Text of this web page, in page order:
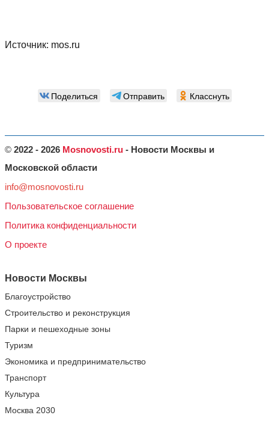
Источник: mos.ru
Поделиться Отправить Класснуть
© 2022 - 2026 Mosnovosti.ru - Новости Москвы и
Московской области
info@mosnovosti.ru
Пользовательское соглашение
Политика конфиденциальности
О проекте
Новости Москвы
Благоустройство
Строительство и реконструкция
Парки и пешеходные зоны
Туризм
Экономика и предпринимательство
Транспорт
Культура
Москва 2030